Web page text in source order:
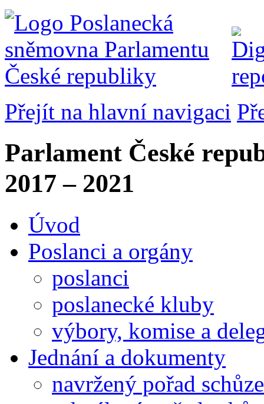
Přejít na hlavní navigaci
Parlament České
2017 – 2021
Úvod
Poslanci a orgány
poslanci
poslanecké kluby
výbory, komise a
Jednání a dokumenty
navržený pořad schůze